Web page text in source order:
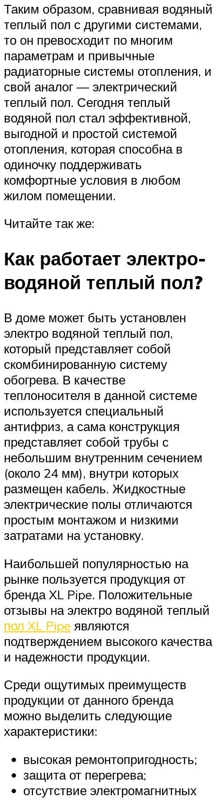
Таким образом, сравнивая водяный
теплый пол с другими системами,
то он превосходит по многим
параметрам и привычные
радиаторные системы отопления, и
свой аналог — электрический
теплый пол. Сегодня теплый
водяной пол стал эффективной,
выгодной и простой системой
отопления, которая способна в
одиночку поддерживать
комфортные условия в любом
жилом помещении.
Читайте так же:
Как работает электро-
водяной теплый пол?
В доме может быть установлен
электро водяной теплый пол,
который представляет собой
скомбинированную систему
обогрева. В качестве
теплоносителя в данной системе
используется специальный
антифриз, а сама конструкция
представляет собой трубы с
небольшим внутренним сечением
(около 24 мм), внутри которых
размещен кабель. Жидкостные
электрические полы отличаются
простым монтажом и низкими
затратами на установку.
Наибольшей популярностью на
рынке пользуется продукция от
бренда XL Pipe. Положительные
отзывы на электро водяной теплый
пол XL Pipe являются
подтверждением высокого качества
и надежности продукции.
Среди ощутимых преимуществ
продукции от данного бренда
можно выделить следующие
характеристики:
высокая ремонтопригодность;
защита от перегрева;
отсутствие электромагнитных